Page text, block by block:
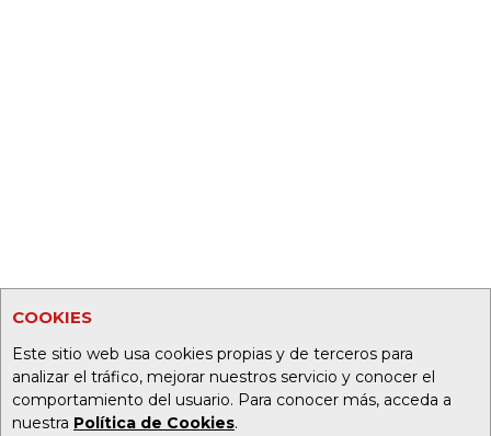
COOKIES
Este sitio web usa cookies propias y de terceros para
analizar el tráfico, mejorar nuestros servicio y conocer el
comportamiento del usuario. Para conocer más, acceda a
nuestra Política de Cookies.